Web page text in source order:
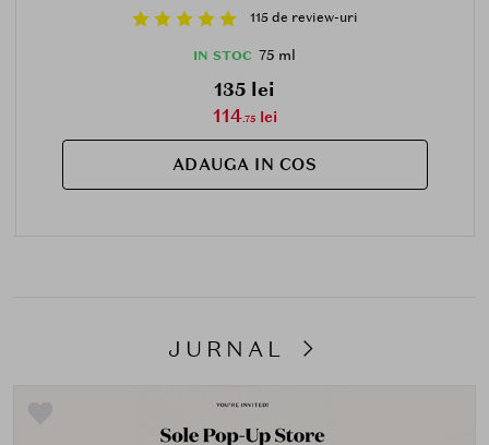
115 de review-uri
IN STOC 75 ml
135 lei
114.75lei
ADAUGA IN COS
JURNAL